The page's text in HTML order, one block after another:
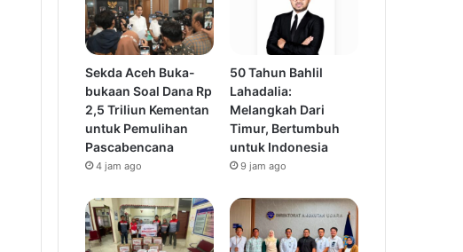
Sekda Aceh Buka-
bukaan Soal Dana Rp
2,5 Triliun Kementan
untuk Pemulihan
Pascabencana
4 jam ago
50 Tahun Bahlil
Lahadalia:
Melangkah Dari
Timur, Bertumbuh
untuk Indonesia
9 jam ago